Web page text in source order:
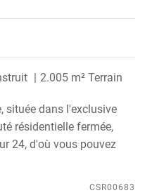
2.005 m² Terrain
située dans l'exclusive
résidentielle fermée,
24, d'où vous pouvez
CSR00683